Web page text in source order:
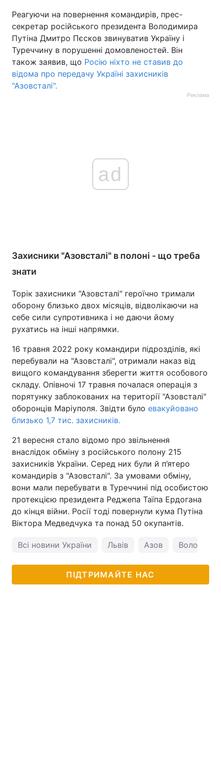
Реагуючи на повернення командирів, прес-
секретар російського президента Володимира
Путіна Дмитро Пєсков звинуватив Україну і
Туреччину в порушенні домовленостей. Він
також заявив, що Росію ніхто не ставив до
відома про передачу Україні захисників
"Азовсталі".
Реклама
ad
Захисники "Азовсталі" в полоні - що треба
знати
Торік захисники "Азовсталі" героїчно тримали
оборону близько двох місяців, відволікаючи на
себе сили супротивника і не даючи йому
рухатись на інші напрямки.
16 травня 2022 року командири підрозділів, які
перебували на "Азовсталі", отримали наказ від
вищого командування зберегти життя особового
складу. Опівночі 17 травня почалася операція з
порятунку заблокованих на території "Азовсталі"
оборонців Маріуполя. Звідти було евакуйовано
близько 1,7 тис. захисників.
21 вересня стало відомо про звільнення
внаслідок обміну з російського полону 215
захисників України. Серед них були й п’ятеро
командирів з "Азовсталі". За умовами обміну,
вони мали перебувати в Туреччині під особистою
протекцією президента Реджепа Таїпа Ердогана
до кінця війни. Росії тоді повернули кума Путіна
Віктора Медведчука та понад 50 окупантів.
Всі новини України Львів Азов
ПІДТРИМАЙТЕ НАС